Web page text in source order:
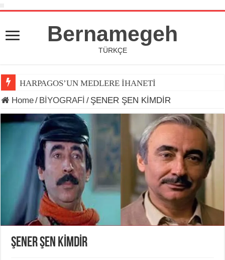
Bernamegeh
TÜRKÇE
HARPAGOS’UN MEDLERE İHANETİ
Home/ BİYOGRAFİ / ŞENER ŞEN KİMDİR
ŞENER ŞEN KİMDİR